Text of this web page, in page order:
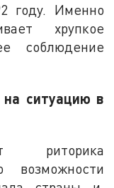
году. Именно
хрупкое
соблюдение
ситуацию в
риторика
возможности